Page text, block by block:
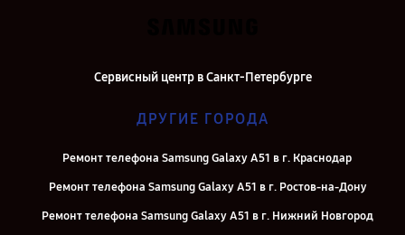
Сервисный центр в Санкт-Петербурге
ДРУГИЕ ГОРОДА
Ремонт телефона Samsung Galaxy A51 в г. Краснодар
Ремонт телефона Samsung Galaxy A51 в г. Ростов-на-Дону
Ремонт телефона Samsung Galaxy A51 в г. Нижний Новгород